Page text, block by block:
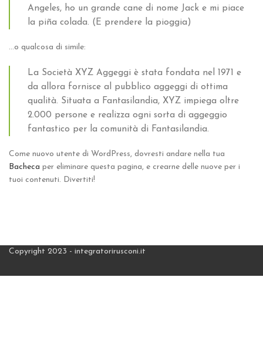
Angeles, ho un grande cane di nome Jack e mi piace
la piña colada. (E prendere la pioggia)
…o qualcosa di simile:
La Società XYZ Aggeggi è stata fondata nel 1971 e
da allora fornisce al pubblico aggeggi di ottima
qualità. Situata a Fantasilandia, XYZ impiega oltre
2.000 persone e realizza ogni sorta di aggeggio
fantastico per la comunità di Fantasilandia.
Come nuovo utente di WordPress, dovresti andare nella tua
Bacheca per eliminare questa pagina, e crearne delle nuove per i
tuoi contenuti. Divertiti!
Copyright 2023 - integratorirusconi.it